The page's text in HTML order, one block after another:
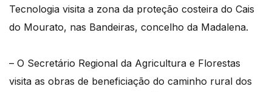
Tecnologia visita a zona da proteção costeira do Cais
do Mourato, nas Bandeiras, concelho da Madalena.
– O Secretário Regional da Agricultura e Florestas
visita as obras de beneficiação do caminho rural dos